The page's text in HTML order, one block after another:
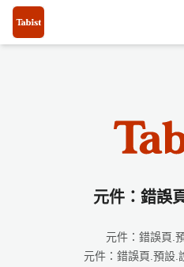
元件：錯誤
元件：錯誤頁.
元件：錯誤頁.預設.